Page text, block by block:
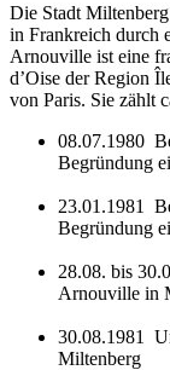
Die Stadt
in Frankreich durch
Arnouville ist eine
d’Oise der Region
von Paris. Sie zählt
08.07.1980
Begründung
23.01.1981
Begründung
28.08. bis
Arnouville in
30.08.1981
Miltenberg